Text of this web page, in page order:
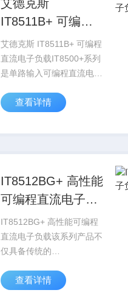
艾德克斯
IT8511B+ 可编程
直流电子负载
艾德克斯 IT8511B+ 可编程
直流电子负载IT8500+系列
是单路输入可编程直流电子
分辨率和高精度，同时具有
测试功能，可应用于LED
查看详情
IT8512BG+ 高性能
可编程直流电子负
载
IT8512BG+ 高性能可编程
直流电子负载该系列产品不
仅具备传统的
同时提供
查看详情